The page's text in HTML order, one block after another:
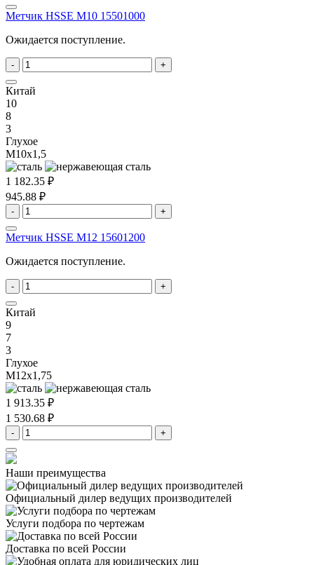
Метчик HSSE M10 15501000
Ожидается поступление.
- +
Китай
10
8
3
Глухое
M10x1,5
1 182.35 ₽
945.88 ₽
- +
Метчик HSSE M12 15601200
Ожидается поступление.
- +
Китай
9
7
3
Глухое
M12x1,75
1 913.35 ₽
1 530.68 ₽
- +
Наши преимущества
Официальный дилер ведущих производителей
Услуги подбора по чертежам
Доставка по всей России